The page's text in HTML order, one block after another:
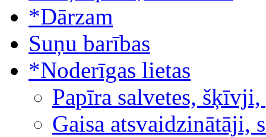
*Dārzam
Suņu barības
*Noderīgas lietas
Papīra salvetes,
Gaisa atsvaidzinātāji,